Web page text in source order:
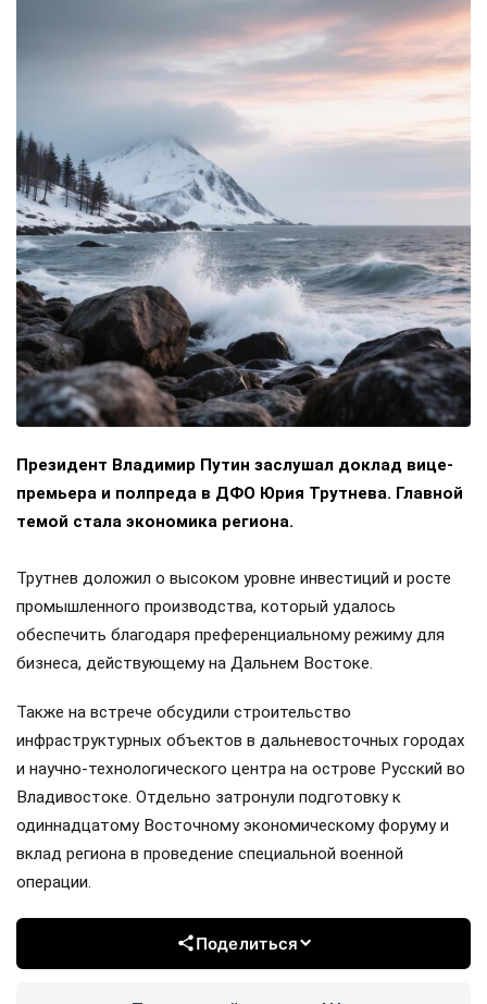
Президент Владимир Путин заслушал доклад вице-
премьера и полпреда в ДФО Юрия Трутнева. Главной
темой стала экономика региона.
Трутнев доложил о высоком уровне инвестиций и росте
промышленного производства, который удалось
обеспечить благодаря преференциальному режиму для
бизнеса, действующему на Дальнем Востоке.
Также на встрече обсудили строительство
инфраструктурных объектов в дальневосточных городах
и научно-технологического центра на острове Русский во
Владивостоке. Отдельно затронули подготовку к
одиннадцатому Восточному экономическому форуму и
вклад региона в проведение специальной военной
операции.
Поделиться